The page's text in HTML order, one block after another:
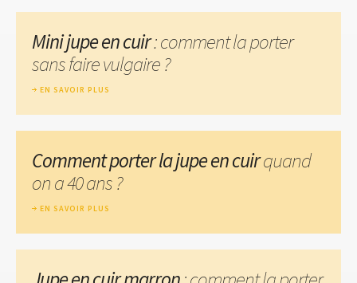
Mini jupe en cuir: comment la porter
sans faire vulgaire ?
EN SAVOIR PLUS
Comment porter la jupe en cuirquand
on a 40 ans ?
EN SAVOIR PLUS